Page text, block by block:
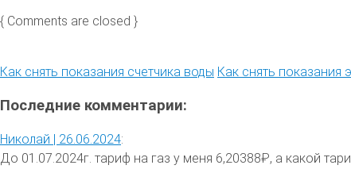
{ Comments are closed }
Как снять показания счетчика воды Как снять показания
Последние комментарии:
Николай | 26.06.2024:
До 01.07.2024г. тариф на газ у меня 6,20388₽, а какой